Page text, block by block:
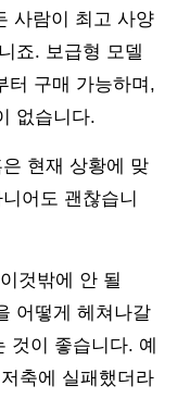
사람이 최고 사양
죠. 보급형 모델
터 구매 가능하며,
없습니다.
현재 상황에 맞
어도 괜찮습니
것밖에 안 될
어떻게 헤쳐나갈
것이 좋습니다. 예
축에 실패했더라